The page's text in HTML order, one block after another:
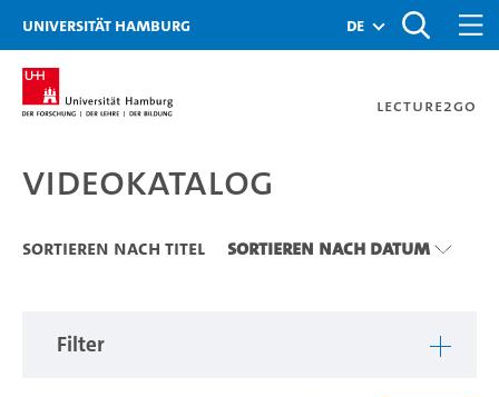
Zu den Filtern
Zur Metanavigation
Zur Hauptnavigation
Zur Suche
Zum Inhalt
Zum Seitenfuss
Universität Hamburg de
Lecture2Go
Videokatalog
Videokatalog
Sortieren nach Titel Sortieren nach Datum
Filter